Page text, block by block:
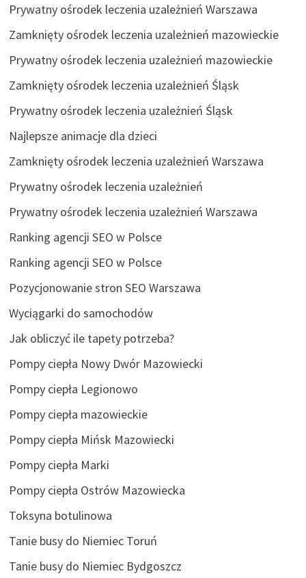
Prywatny ośrodek leczenia uzależnień Warszawa
Zamknięty ośrodek leczenia uzależnień mazowieckie
Prywatny ośrodek leczenia uzależnień mazowieckie
Zamknięty ośrodek leczenia uzależnień Śląsk
Prywatny ośrodek leczenia uzależnień Śląsk
Najlepsze animacje dla dzieci
Zamknięty ośrodek leczenia uzależnień Warszawa
Prywatny ośrodek leczenia uzależnień
Prywatny ośrodek leczenia uzależnień Warszawa
Ranking agencji SEO w Polsce
Ranking agencji SEO w Polsce
Pozycjonowanie stron SEO Warszawa
Wyciągarki do samochodów
Jak obliczyć ile tapety potrzeba?
Pompy ciepła Nowy Dwór Mazowiecki
Pompy ciepła Legionowo
Pompy ciepła mazowieckie
Pompy ciepła Mińsk Mazowiecki
Pompy ciepła Marki
Pompy ciepła Ostrów Mazowiecka
Toksyna botulinowa
Tanie busy do Niemiec Toruń
Tanie busy do Niemiec Bydgoszcz